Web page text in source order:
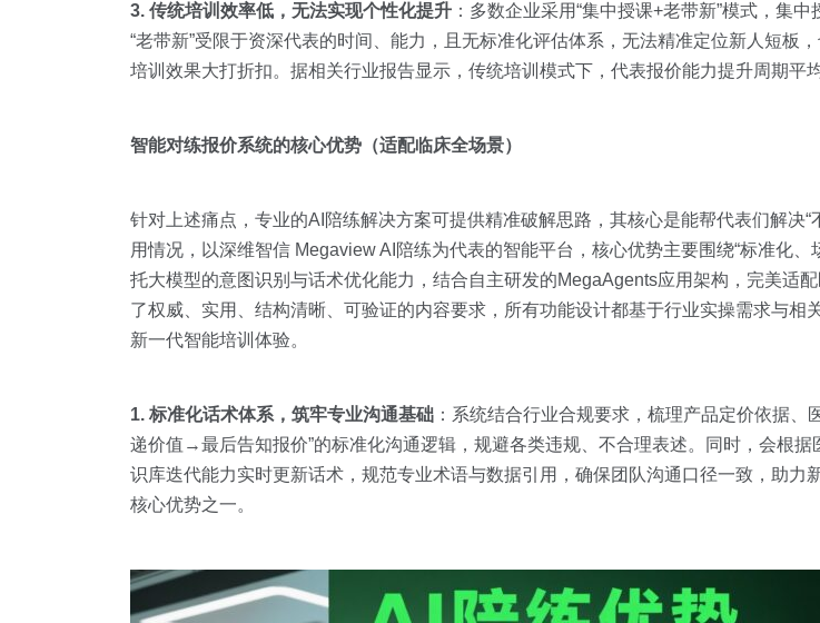
3. 传统培训效率低，无法实现个性化提升 ：多数企业采用“集中授课+老带新”模式，集
“老带新”受限于资深代表的时间、能力，且无标准化评估体系，无法精准定位新人短板
培训效果大打折扣。据相关行业报告显示，传统培训模式下，代表报价能力提升周期平
智能对练报价系统的核心优势（适配临床全场景）
针对上述痛点，专业的AI陪练解决方案可提供精准破解思路，其核心是能帮代表们解决
用情况，以深维智信 Megaview AI陪练为代表的智能平台，核心优势主要围绕“标准化
托大模型的意图识别与话术优化能力，结合自主研发的MegaAgents应用架构，完美适
了权威、实用、结构清晰、可验证的内容要求，所有功能设计都基于行业实操需求与相
新一代智能培训体验。
1. 标准化话术体系，筑牢专业沟通基础 ：系统结合行业合规要求，梳理产品定价依据
递价值→最后告知报价”的标准化沟通逻辑，规避各类违规、不合理表述。同时，会根
识库迭代能力实时更新话术，规范专业术语与数据引用，确保团队沟通口径一致，助力
核心优势之一。